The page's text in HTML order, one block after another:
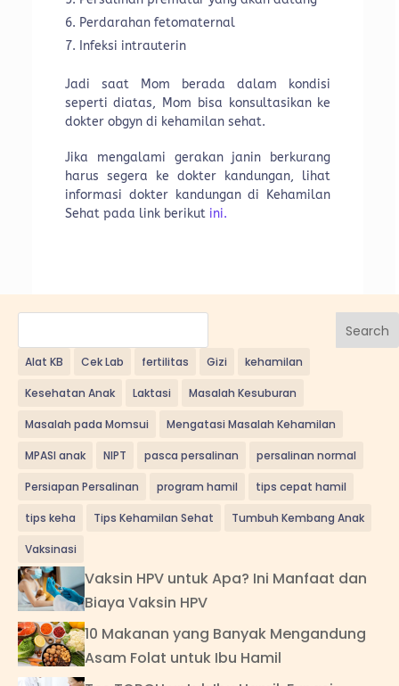
Perdarahan fetomaternal
Infeksi intrauterin
Jadi saat Mom berada dalam kondisi
seperti diatas, Mom bisa konsultasikan ke
dokter obgyn di kehamilan sehat.
Jika mengalami gerakan janin berkurang
harus segera ke dokter kandungan, lihat
informasi dokter kandungan di Kehamilan
Sehat pada link berikut ini.
Search
Alat KB Cek Lab fertilitas Gizi kehamilan
Kesehatan Anak Laktasi Masalah Kesuburan
Masalah pada Momsui Mengatasi Masalah Kehamilan
MPASI anak NIPT pasca persalinan persalinan normal
Persiapan Persalinan program hamil tips cepat hamil
tips keha Tips Kehamilan Sehat Tumbuh Kembang Anak
Vaksinasi
Vaksin HPV untuk Apa? Ini Manfaat dan
Biaya Vaksin HPV
10 Makanan yang Banyak Mengandung
Asam Folat untuk Ibu Hamil